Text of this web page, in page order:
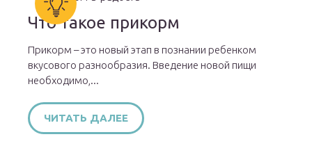
Что такое прикорм
Прикорм – это новый этап в познании ребенком
вкусового разнообразия. Введение новой пищи
необходимо,...
ЧИТАТЬ ДАЛЕЕ